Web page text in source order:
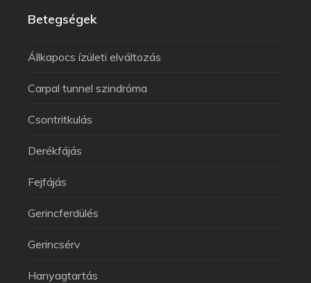
Betegségek
Állkapocs ízületi elváltozás
Carpal tunnel szindróma
Csontritkulás
Derékfájás
Fejfájás
Gerincferdülés
Gerincsérv
Hanyagtartás